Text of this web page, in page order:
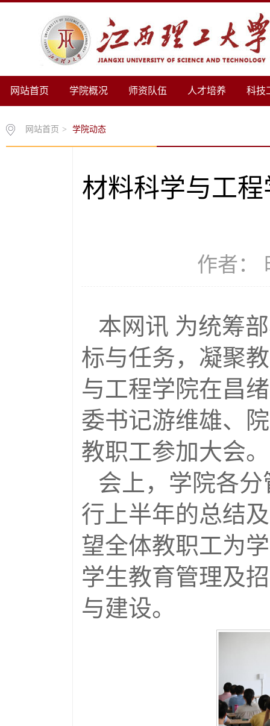
网站首页 学院概况 师资队伍 人才培养 科技
网站首页 > 学院动态
材料科学与工
作者：
本网讯 为统筹
标与任务，凝聚
与工程学院在昌
委书记游维雄、
教职工参加大会
会上，学院各
行上半年的总结
望全体教职工为
学生教育管理及
与建设。